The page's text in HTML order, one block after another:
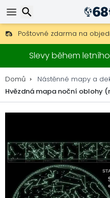
Poštovné zdarma na
30 dní na vrácení, 90 dní
Originální výrobce map a
Slevy během
Domů Nástěnné mapy a
Hvězdná mapa noční oblohy
Hledat